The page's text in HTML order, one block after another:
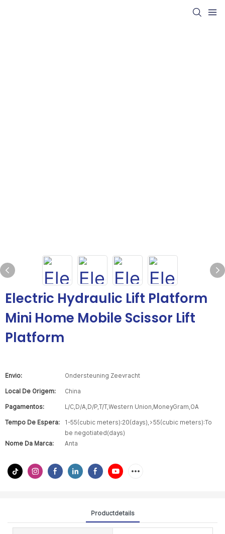
Electric Hydraulic Lift Platform
Mini Home Mobile Scissor Lift
Platform
Envio: Ondersteuning Zeevracht
Local De Origem: China
Pagamentos: L/C,D/A,D/P,T/T,Western Union,MoneyGram,OA
Tempo De Espera:
1-55(cubic meters):20(days),>55(cubic meters):To
be negotiated(days)
Nome Da Marca:
Anta
Productdetails